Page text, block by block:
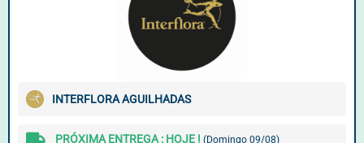
INTERFLORA AGUILHADAS
PRÓXIMA ENTREGA : HOJE ! (Domingo 09/08)